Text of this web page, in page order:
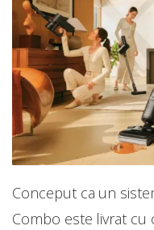
Conceput ca un
Combo este livrat cu